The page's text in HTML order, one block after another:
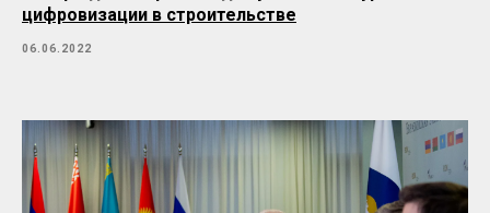
цифровизации в строительстве
06.06.2022